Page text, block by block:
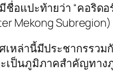
ชื่อแปะท้ายว่า “คอริด
Mekong
เหล่านี้มีประชากรรว
เป็นภูมิภาคสำคัญทางภู